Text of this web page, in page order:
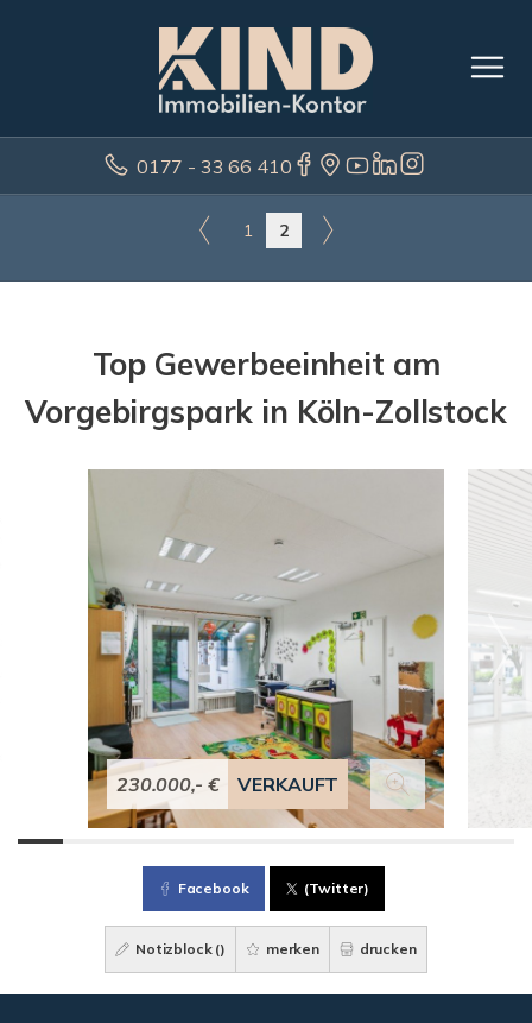
0177 - 33 66 410
1 2
Top Gewerbeeinheit am
Vorgebirgspark in Köln-Zollstock
230.000,- € VERKAUFT
Facebook (Twitter)
Notizblock () merken drucken